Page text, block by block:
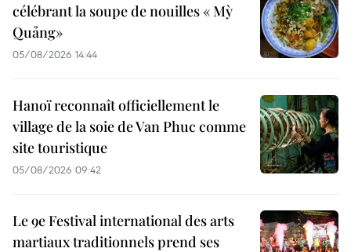
célébrant la soupe de nouilles « Mỳ
Quảng»
05/08/2026 14:44
Hanoï reconnaît officiellement le
village de la soie de Van Phuc comme
site touristique
05/08/2026 09:42
Le 9e Festival international des arts
martiaux traditionnels prend ses